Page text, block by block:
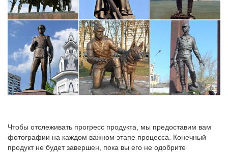
Чтобы отслеживать прогресс продукта, мы предоставим вам
фотографии на каждом важном этапе процесса. Конечный
продукт не будет завершен, пока вы его не одобрите